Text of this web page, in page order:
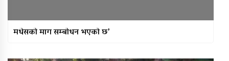
मधेसको माग सम्बोधन भएको छ’